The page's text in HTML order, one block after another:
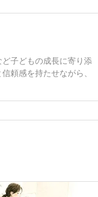
子どもの成長に寄り添
頼感を持たせながら、